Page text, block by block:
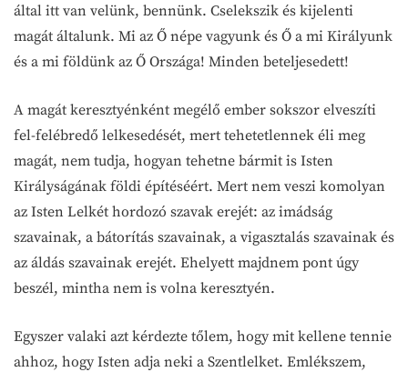
által itt van velünk, bennünk. Cselekszik és kijelenti
magát általunk. Mi az Ő népe vagyunk és Ő a mi Királyunk
és a mi földünk az Ő Országa! Minden beteljesedett!
A magát keresztyénként megélő ember sokszor elveszíti
fel-felébredő lelkesedését, mert tehetetlennek éli meg
magát, nem tudja, hogyan tehetne bármit is Isten
Királyságának földi építéséért. Mert nem veszi komolyan
az Isten Lelkét hordozó szavak erejét: az imádság
szavainak, a bátorítás szavainak, a vigasztalás szavainak és
az áldás szavainak erejét. Ehelyett majdnem pont úgy
beszél, mintha nem is volna keresztyén.
Egyszer valaki azt kérdezte tőlem, hogy mit kellene tennie
ahhoz, hogy Isten adja neki a Szentlelket. Emlékszem,